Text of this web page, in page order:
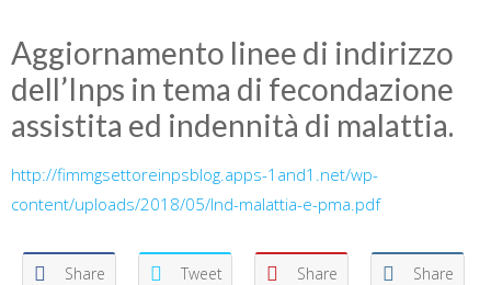
Aggiornamento linee di indirizzo
dell’Inps in tema di fecondazione
assistita ed indennità di malattia.
http://fimmgsettoreinpsblog.apps-1and1.net/wp-
content/uploads/2018/05/Ind-malattia-e-pma.pdf
Share Tweet Share Share